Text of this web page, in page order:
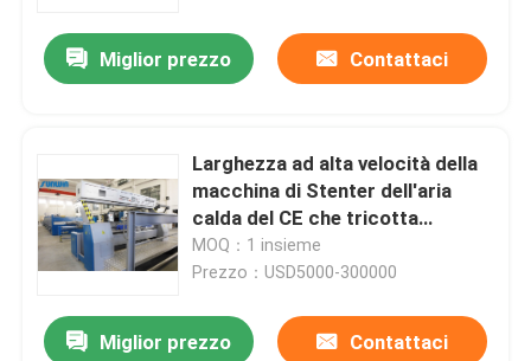
Miglior prezzo Contattaci
Larghezza ad alta velocità della
macchina di Stenter dell'aria
calda del CE che tricotta
tessuto che finisce 2400mm
MOQ：1 insieme
Prezzo：USD5000-300000
Miglior prezzo Contattaci